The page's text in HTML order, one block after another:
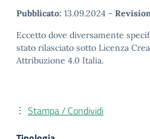
Pubblicato: 13.09.2024 -
Eccetto dove diversamente
stato rilasciato sotto Licenza
Attribuzione 4.0 Italia.
Stampa / Condividi